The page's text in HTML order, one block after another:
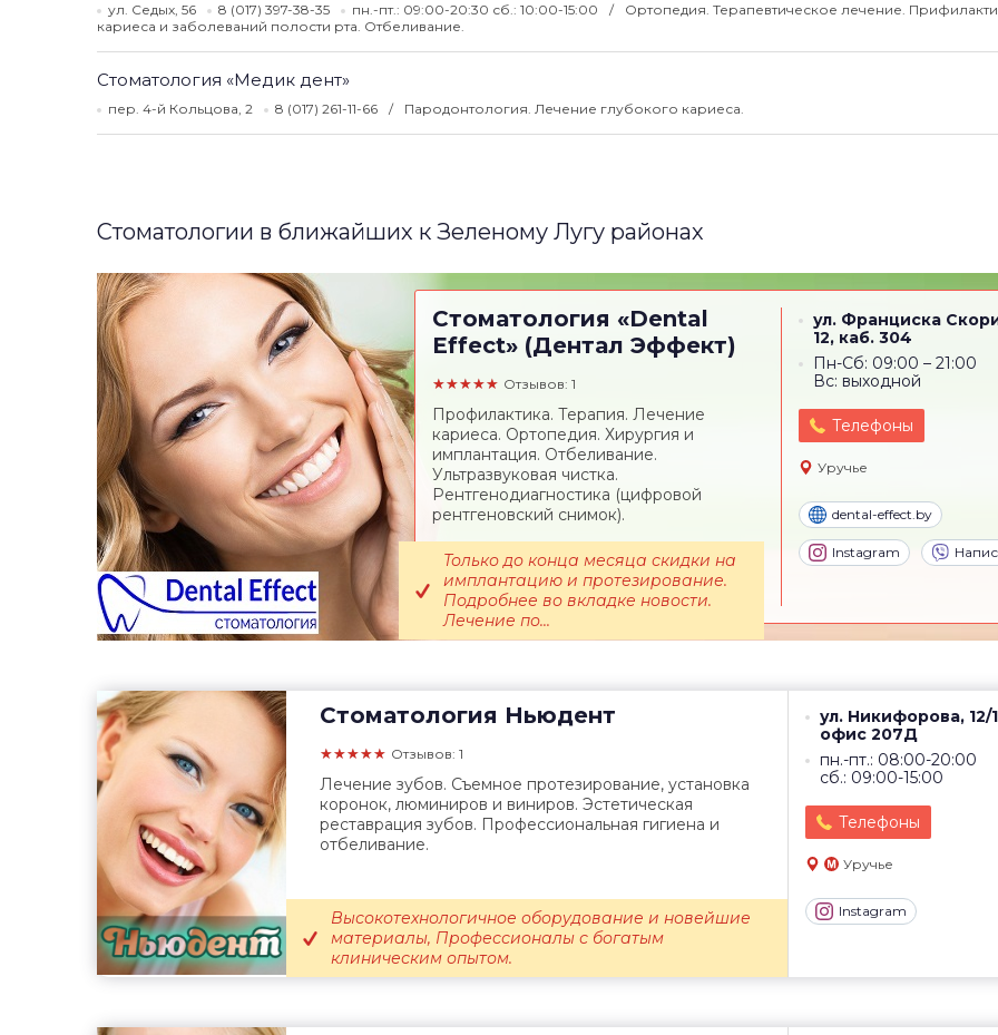
ул. Седых, 56 8 (017) 397-38-35 пн.-пт.: 09:00-20:30 сб.: 10:00-15:00
Ортопедия. Терапевтическое лечение.
кариеса и заболеваний полости рта. Отбеливание.
Стоматология «Медик дент»
пер. 4-й Кольцова, 2 8 (017) 261-11-66 Пародонтология. Лечение глубокого кариеса.
Стоматологии в ближайших к Зеленому Лугу районах
Стоматология «Dental
Effect» (Дентал Эффект)
★★★★★ Отзывов: 1
ул. Франциска
12, каб. 304
Пн-Сб: 09:00 – 21:00
Вc: выходной
Телефоны
Уручье
dental-effect.by
Instagram
Профилактика. Терапия. Лечение
кариеса. Ортопедия. Хирургия и
имплантация. Отбеливание.
Ультразвуковая чистка.
Рентгенодиагностика (цифровой
рентгеновский снимок).
Только до конца месяца скидки на
имплантацию и протезирование.
Подробнее во вкладке новости.
Лечение по...
Стоматология Ньюдент
★★★★★ Отзывов: 1
ул. Никифорова, 12/
офис 207Д
пн.-пт.: 08:00-20:00
сб.: 09:00-15:00
Телефоны
Уручье
Instagram
Лечение зубов. Съемное протезирование, установка
коронок, люминиров и виниров. Эстетическая
реставрация зубов. Профессиональная гигиена и
отбеливание.
Высокотехнологичное оборудование и новейшие
материалы, Профессионалы с богатым
клиническим опытом.